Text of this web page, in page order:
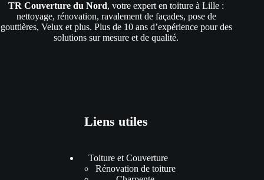
TR Couverture du Nord, votre expert en toiture à Lille :
nettoyage, rénovation, ravalement de façades, pose de
gouttières, Velux et plus. Plus de 10 ans d’expérience pour des
solutions sur mesure et de qualité.
Liens utiles
Toiture et Couverture
Rénovation de toiture